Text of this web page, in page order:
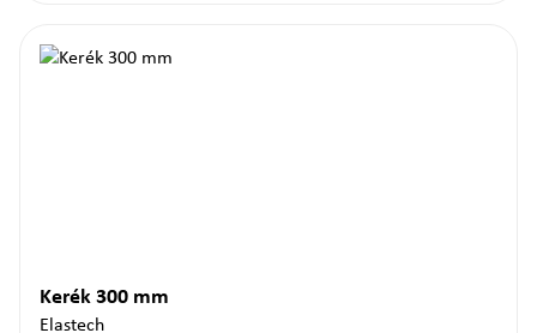
Kerék 300 mm
Elastech